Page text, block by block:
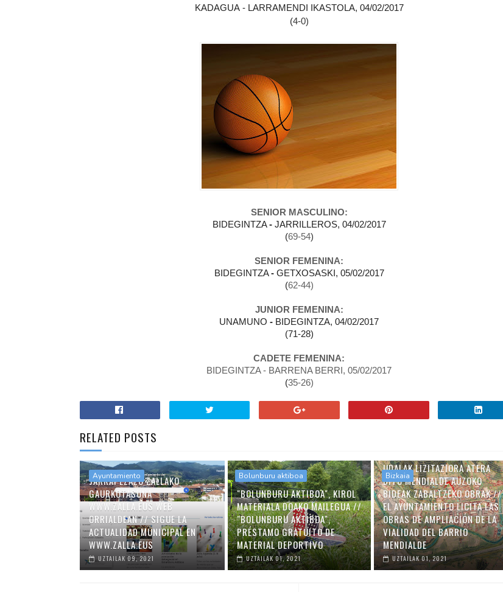
KADAGUA - LARRAMENDI IKASTOLA, 04/02/2017
(4-0)
SENIOR MASCULINO:
BIDEGINTZA- JARRILLEROS, 04/02/2017
(69-54)
SENIOR FEMENINA:
BIDEGINTZA- GETXOSASKI, 05/02/2017
(62-44)
JUNIOR FEMENINA:
UNAMUNO- BIDEGINTZA, 04/02/2017
(71-28)
CADETE FEMENINA:
BIDEGINTZA - BARRENA BERRI, 05/02/2017
(35-26)
RELATED POSTS
Ayuntamiento
JARRAI EZAZU ZALLAKO
GAURKOTASUNA
WWW.ZALLA.EUS WEB
ORRIALDEAN // SIGUE LA
ACTUALIDAD MUNICIPAL EN
WWW.ZALLA.EUS
UZTAILAK 09, 2021
Bolunburu aktiboa
"BOLUNBURU AKTIBOA", KIROL
MATERIALA DOAKO MAILEGUA //
"BOLUNBURU AKTIBOA",
PRÉSTAMO GRATUITO DE
MATERIAL DEPORTIVO
UZTAILAK 01, 2021
Bizkaia
UDALAK LIZITAZIORA ATERA
DITU MENDIALDE AUZOKO
BIDEAK ZABALTZEKO OBRAK //
EL AYUNTAMIENTO LICITA LAS
OBRAS DE AMPLIACIÓN DE LA
VIALIDAD DEL BARRIO
MENDIALDE
UZTAILAK 01, 2021